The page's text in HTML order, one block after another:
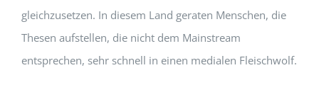
gleichzusetzen. In diesem Land geraten Menschen, die
Thesen aufstellen, die nicht dem Mainstream
entsprechen, sehr schnell in einen medialen Fleischwolf.